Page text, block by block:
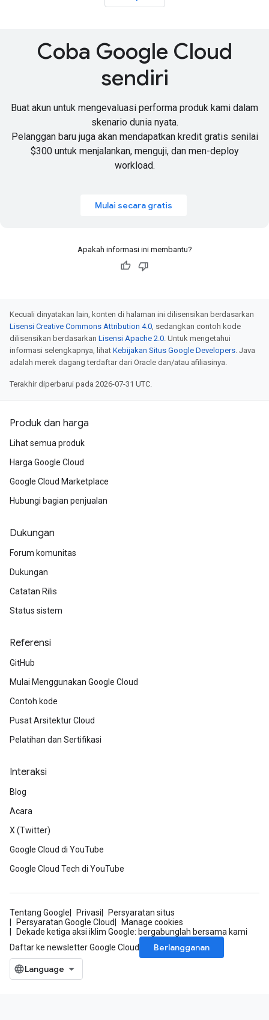
Coba Google Cloud
sendiri
Buat akun untuk mengevaluasi performa produk kami dalam
skenario dunia nyata.
Pelanggan baru juga akan mendapatkan kredit gratis senilai
$300untuk menjalankan, menguji, dan men-deploy
workload.
Mulai secara gratis
Apakah informasi ini membantu?
Kecuali dinyatakan lain, konten di halaman ini dilisensikan berdasarkan
Lisensi Creative Commons Attribution 4.0 , sedangkan contoh kode
dilisensikan berdasarkan Lisensi Apache 2.0 . Untuk mengetahui
informasi selengkapnya, lihat Kebijakan Situs Google Developers . Java
adalah merek dagang terdaftar dari Oracle dan/atau afiliasinya.
Terakhir diperbarui pada 2026-07-31 UTC.
Produk dan harga
Lihat semua produk
Harga Google Cloud
Google Cloud Marketplace
Hubungi bagian penjualan
Dukungan
Forum komunitas
Dukungan
Catatan Rilis
Status sistem
Referensi
GitHub
Mulai Menggunakan Google Cloud
Contoh kode
Pusat Arsitektur Cloud
Pelatihan dan Sertifikasi
Interaksi
Blog
Acara
X (Twitter)
Google Cloud di YouTube
Google Cloud Tech di YouTube
Tentang Google Privasi
Persyaratan situs
Persyaratan Google Cloud
Manage cookies
Dekade ketiga aksi iklim Google: bergabunglah bersama kami
Daftar ke newsletter Google Cloud
Berlangganan